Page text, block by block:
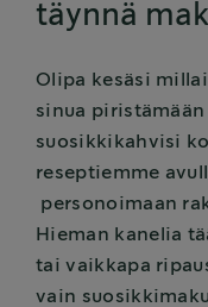
täynnä
Olipa kesäsi
sinua
suosikkikahvisi
reseptiemme
personoimaan
Hieman kanelia
tai vaikkapa
vain